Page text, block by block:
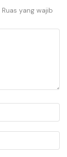
Ruas yang wajib